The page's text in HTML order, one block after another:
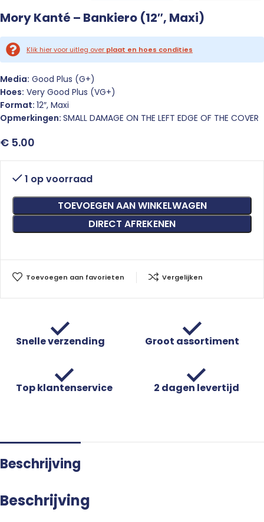
Mory Kanté – Bankiero (12″, Maxi)
Klik hier voor uitleg over plaat en hoes condities
Media: Good Plus (G+)
Hoes: Very Good Plus (VG+)
Format: 12″, Maxi
Opmerkingen: SMALL DAMAGE ON THE LEFT EDGE OF THE COVER
€ 5.00
1 op voorraad
TOEVOEGEN AAN WINKELWAGEN
DIRECT AFREKENEN
Toevoegen aan favorieten Vergelijken
Snelle verzending Groot assortiment
Top klantenservice 2 dagen levertijd
Beschrijving
Beschrijving